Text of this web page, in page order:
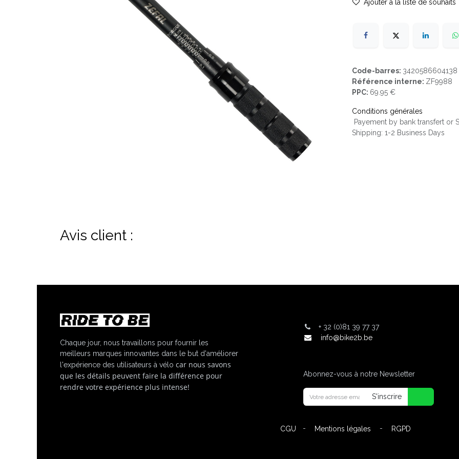
Ajouter à la liste de souhaits
Code-barres: 3420586604138
Référence interne: ZF9988
PPC: 69.95 €
Conditions générales
Payement by bank transfert or
Shipping: 1-2 Business Days
Avis client :
Chaque jour, nous travaillons pour fournir les
meilleurs marques innovantes dans le but d'améliorer
l'expérience des utilisateurs à vélo car nous savons
que les détails peuvent faire la différence pour
rendre votre expérience plus intense!
+ 32 (0)81 39 77 37
info@bike2b.be
Abonnez-vous à notre Newsletter
S'inscrire
CGU - Mentions légales - RGPD